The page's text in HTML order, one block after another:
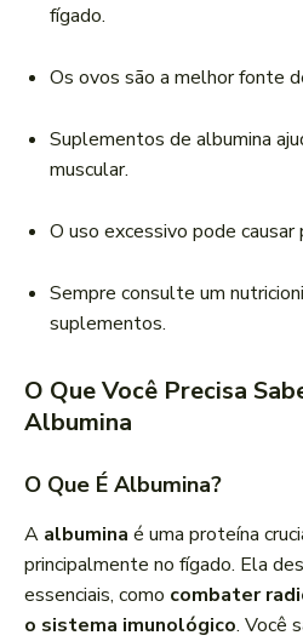
fígado.
Os ovos são a melhor fonte
Suplementos de albumina
muscular.
O uso excessivo pode causar
Sempre consulte um
suplementos.
O Que Você Precisa
Albumina
O Que É Albumina?
A albumina é uma proteína
principalmente no fígado. Ela
essenciais, como combater
o sistema imunológico. Você